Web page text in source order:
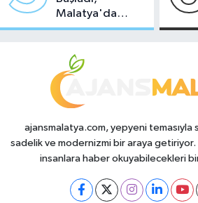
Malatya'da
Makas Ne
ajansmalatya.com, yepyeni
sadelik ve modernizmi bir araya getiriyor.
insanlara haber okuyabilecekleri